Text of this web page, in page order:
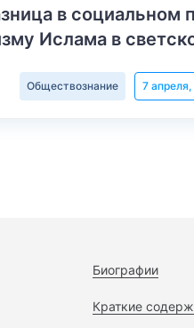
в
Ислама в
Обществознание 7
Биографии
Краткие